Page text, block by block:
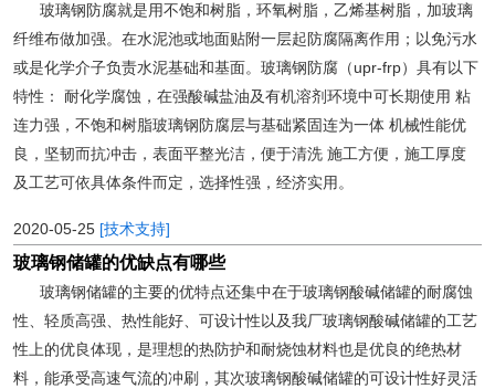
玻璃钢防腐就是用不饱和树脂，环氧树脂，乙烯基树脂，加玻璃
纤维布做加强。在水泥池或地面贴附一层起防腐隔离作用；以免污水
或是化学介子负责水泥基础和基面。玻璃钢防腐（upr-frp）具有以下
特性： 耐化学腐蚀，在强酸碱盐油及有机溶剂环境中可长期使用 粘
连力强，不饱和树脂玻璃钢防腐层与基础紧固连为一体 机械性能优
良，坚韧而抗冲击，表面平整光洁，便于清洗 施工方便，施工厚度
及工艺可依具体条件而定，选择性强，经济实用。
2020-05-25 [技术支持]
玻璃钢储罐的优缺点有哪些
玻璃钢储罐的主要的优特点还集中在于玻璃钢酸碱储罐的耐腐蚀
性、轻质高强、热性能好、可设计性以及我厂玻璃钢酸碱储罐的工艺
性上的优良体现，是理想的热防护和耐烧蚀材料也是优良的绝热材
料，能承受高速气流的冲刷，其次玻璃钢酸碱储罐的可设计性好灵活